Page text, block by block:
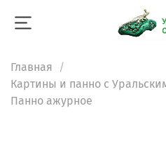
Главная
Картины и панно с
Панно ажурное